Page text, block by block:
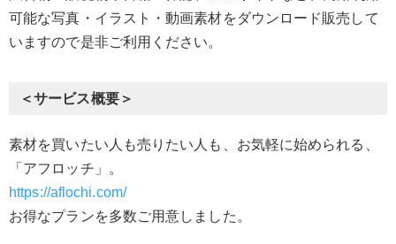
可能な写真・イラスト・動画素材をダウンロード販売して
いますので是非ご利用ください。
＜サービス概要＞
素材を買いたい人も売りたい人も、お気軽に始められる、
「アフロッチ」。
https://aflochi.com/
お得なプランを多数ご用意しました。